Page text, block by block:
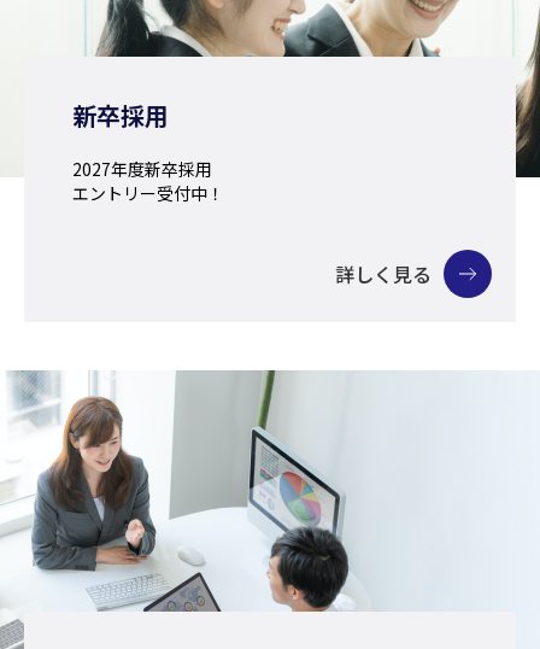
新卒採用
2027年度新卒採用
エントリー受付中！
詳しく見る